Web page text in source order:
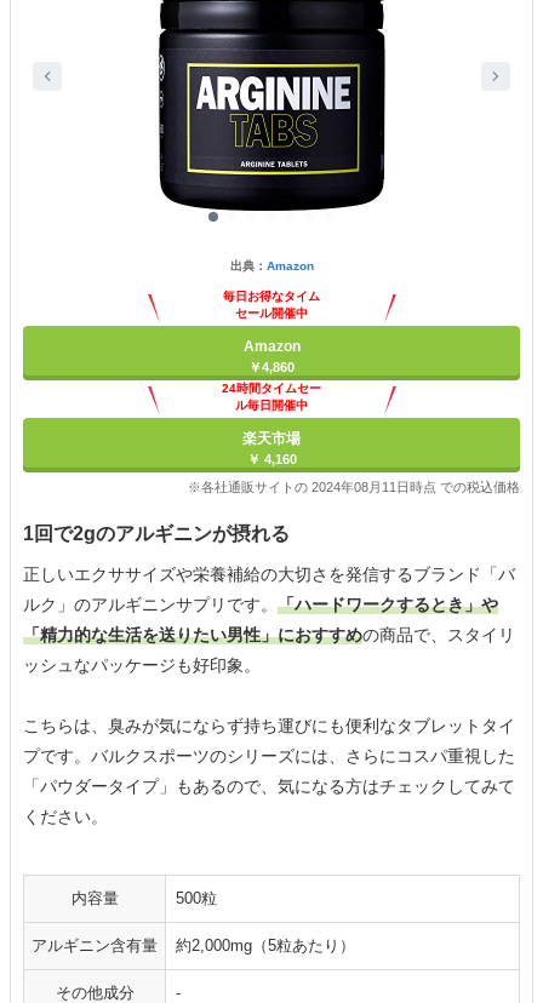
出典： Amazon
毎日お得なタイム
セール開催中
Amazon
￥4,860
24時間タイムセー
ル毎日開催中
楽天市場
￥ 4,160
※各社通販サイトの 2024年08月11日時点 での税込価格
1回で2gのアルギニンが摂れる
正しいエクササイズや栄養補給の大切さを発信するブランド「バ
ルク」のアルギニンサプリです。 「ハードワークするとき」や
「精力的な生活を送りたい男性」におすすめの商品で、スタイリ
ッシュなパッケージも好印象。
こちらは、臭みが気にならず持ち運びにも便利なタブレットタイ
プです。バルクスポーツのシリーズには、さらにコスパ重視した
「パウダータイプ」もあるので、気になる方はチェックしてみて
ください。
内容量 500粒
アルギニン含有量 約2,000mg（5粒あたり）
その他成分 -